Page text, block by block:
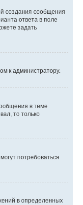
создания сообщения
ответа в поле
задать
к администратору.
в теме
то только
потребоваться
в определенных